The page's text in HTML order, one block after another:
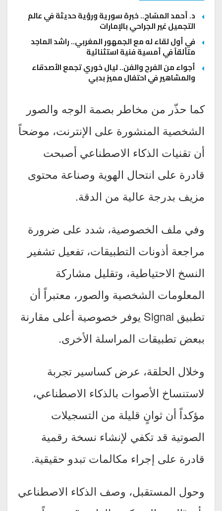
د. أحمد المسّاح.. خبرة سورية ورؤية حديثة في عالم
التجميل غير الجراحي بالإمارات
في أول لقاء له مع الجمهور المغربي.. راشد الماجد
متألقاً في أمسية فنية استثنائية
أجواء من الفرح والفن.. ليال خوري تجمع الأصدقاء
والمشاهير في احتفال مميز بدبي
كما حذّر من مخاطر بصمة الوجه والصور
الشخصية المنشورة على الإنترنت، موضحاً
أن تقنيات الذكاء الاصطناعي أصبحت
قادرة على انتحال الهوية وصناعة محتوى
مزيف بدرجة عالية من الدقة.
وفي ملف الخصوصية، شدد على ضرورة
مراجعة أذونات التطبيقات، تفعيل تشفير
النسخ الاحتياطية، وتقليل مشاركة
المعلومات الشخصية والصور، معتبراً أن
تطبيق Signal يوفر خصوصية أعلى مقارنة
ببعض تطبيقات المراسلة الأخرى.
وخلال الحلقة، عرض كساسير تجربة
لاستنساخ الأصوات بالذكاء الاصطناعي،
مؤكداً أن ثوانٍ قليلة من التسجيلات
الصوتية قد تكفي لإنشاء نسخة رقمية
قادرة على إجراء مكالمات تبدو حقيقية.
وحول المستقبل، وصف الذكاء الاصطناعي